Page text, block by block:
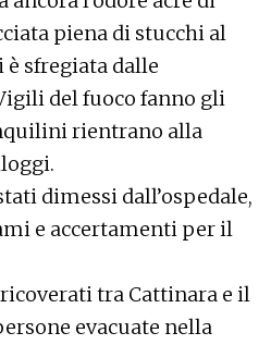
piena di stucchi al
è sfregiata dalle
del fuoco fanno gli
rientrano alla
dimessi dall’ospedale,
e accertamenti per il
tra Cattinara e il
evacuate nella